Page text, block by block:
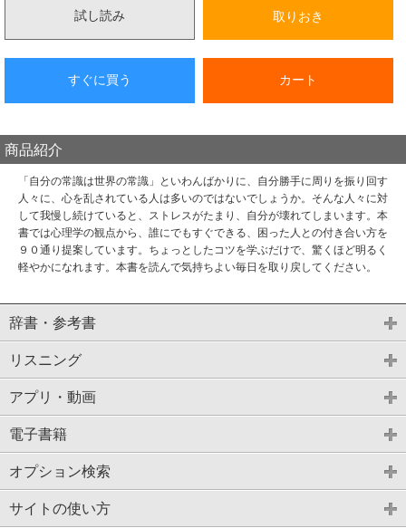
試し読み 取りおき
すぐに買う カート
商品紹介
「自分の常識は世界の常識」といわんばかりに、自分勝手に周りを振り回す
人々に、心を乱されている人は多いのではないでしょうか。そんな人々に対
して我慢し続けていると、ストレスがたまり、自分が壊れてしまいます。本
書では心理学の観点から、誰にでもすぐできる、困った人との付き合い方を
９０通り提案しています。ちょっとしたコツを学ぶだけで、驚くほど明るく
軽やかになれます。本書を読んで気持ちよい毎日を取り戻してください。
辞書・参考書
リスニング
アプリ・動画
電子書籍
オプション検索
サイトの使い方